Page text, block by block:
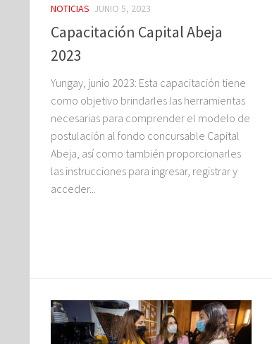
NOTICIAS JUNIO 5, 2023
Capacitación Capital Abeja
2023
Yungay, junio 2023: Esta capacitación tiene
como objetivo brindarles las herramientas
necesarias para comprender el modelo de
postulación al fondo concursable Capital
Abeja, así como también proporcionarles
las instrucciones para ingresar, registrar y
acceder...